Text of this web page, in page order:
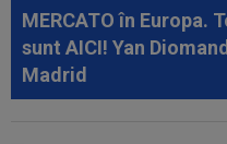
15:30 EXCLUSIV
Ilie
privința lui Marius Baciu
15:24
UTA - Rapid, LIVE
MERCATO în Europa.
sunt AICI! Yan
Madrid